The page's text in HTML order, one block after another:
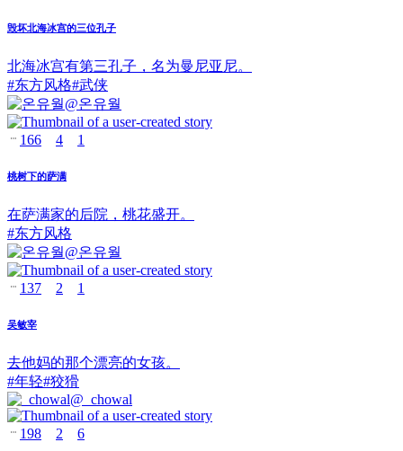
毁坏北海冰宫的三位孔子
北海冰宫有第三孔子，名为曼尼亚尼。
#东方风格#武侠
@온유월
166 4 1
桃树下的萨满
在萨满家的后院，桃花盛开。
#东方风格
@온유월
137 2 1
吴敏宰
去他妈的那个漂亮的女孩。
#年轻#狡猾
@ _chowal
198 2 6